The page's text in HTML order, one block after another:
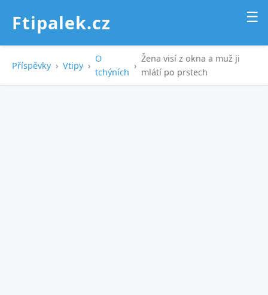
Ftipalek.cz ☰
Příspěvky › Vtipy ›
O
tchýních
›
Žena visí z okna a muž ji
mlátí po prstech